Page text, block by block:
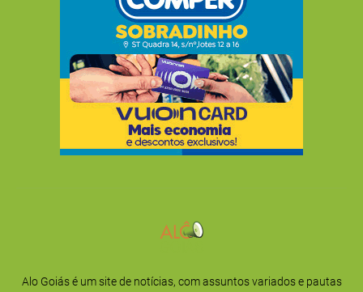
Alo Goiás é um site de notícias, com assuntos variados e pautas